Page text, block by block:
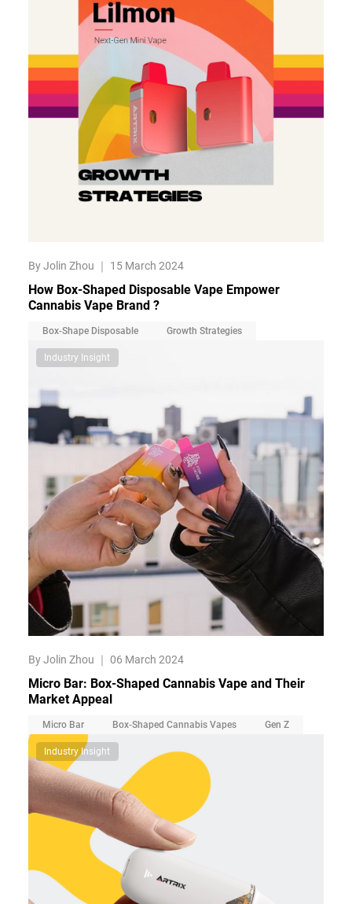
By Jolin Zhou ｜ 15 March 2024
How Box-Shaped Disposable Vape Empower
Cannabis Vape Brand ?
Box-Shape Disposable Growth Strategies
Industry Insight
By Jolin Zhou ｜ 06 March 2024
Micro Bar: Box-Shaped Cannabis Vape and Their
Market Appeal
Micro Bar Box-Shaped Cannabis Vapes Gen Z
Industry Insight